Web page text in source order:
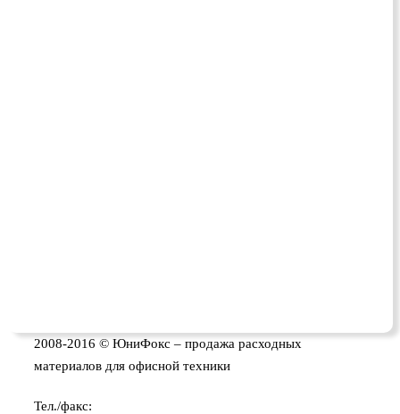
2008-2016 © ЮниФокс – продажа расходных
материалов для офисной техники
Тел./факс: